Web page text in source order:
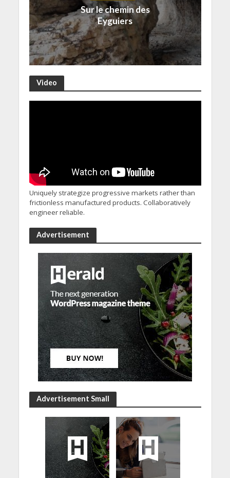
Sur le chemin des
Eyguiers
Video
Uniquely strategize progressive markets rather than
frictionless manufactured products. Collaboratively
engineer reliable.
Advertisement
Advertisement Small